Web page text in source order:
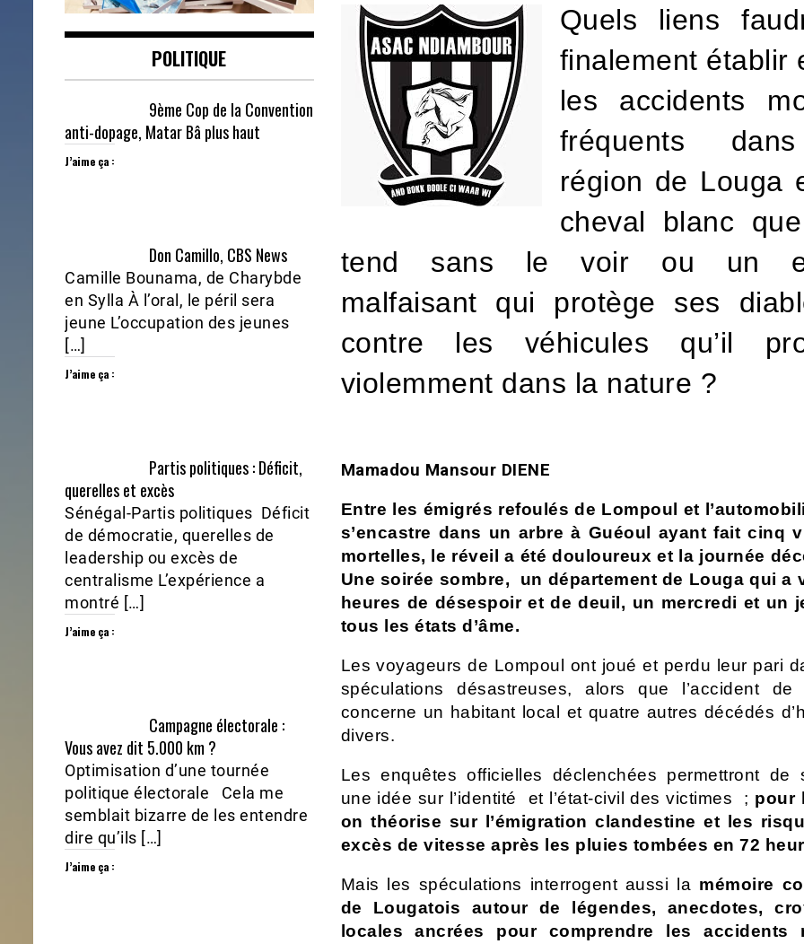
Quels liens
finalement établir
les accidents
fréquents
région de Louga
cheval blanc que
tend sans le voir ou un
malfaisant qui protège ses
contre les véhicules qu’il
violemment dans la nature ?
Mamadou Mansour DIENE
Entre les émigrés refoulés de Lompoul et
s’encastre dans un arbre à Guéoul ayant fait cinq
mortelles, le réveil a été douloureux et la journée
Une soirée sombre, un département de Louga qui a
heures de désespoir et de deuil, un mercredi et un
tous les états d’âme.
Lesvoyageurs de Lompoul ont joué et perdu leur pari
spéculations désastreuses, alors que l’accident de
concerne un habitant local et quatre autres décédés
divers.
Les enquêtes officielles déclenchées permettront de
une idée sur l’identité et l’état-civil des victimes ; pour
on théorise sur l’émigration clandestine et les
excès de vitesse après les pluies tombées en 72
Mais les spéculations interrogent aussi la mémoire
de Lougatois autour de légendes, anecdotes,
locales ancrées pour comprendre les accidents
POLITIQUE
9ème Cop de la Convention
anti-dopage, Matar Bâ plus haut
J’aime ça :
Don Camillo, CBS News
Camille Bounama, de Charybde
en Sylla À l’oral, le péril sera
jeune L’occupation des jeunes
[…]
J’aime ça :
Partis politiques : Déficit,
querelles et excès
Sénégal-Partis politiques Déficit
de démocratie, querelles de
leadership ou excès de
centralisme L’expérience a
montré […]
J’aime ça :
Campagne électorale :
Vous avez dit 5.000 km ?
Optimisation d’une tournée
politique électorale Cela me
semblait bizarre de les entendre
dire qu’ils […]
J’aime ça :